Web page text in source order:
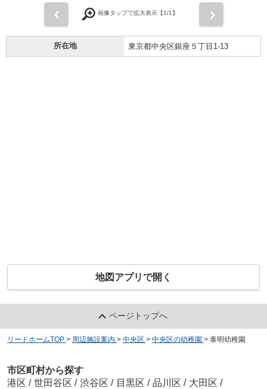
画像タップで拡大表示【1/1】
所在地 東京都中央区銀座５丁目1-13
地図アプリで開く
ページトップへ
リードホームTOP > 周辺施設案内 > 中央区 > 中央区の幼稚園 > 泰明幼稚園
市区町村から探す
港区 / 世田谷区 / 渋谷区 / 目黒区 / 品川区 / 大田区 /